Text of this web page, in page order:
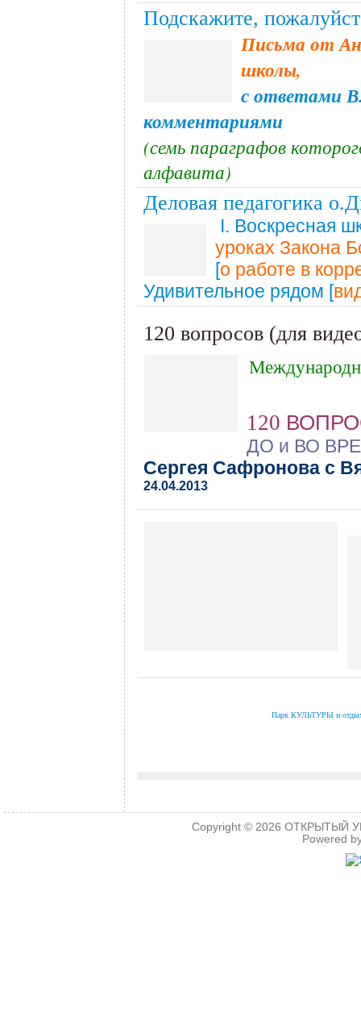
Подскажите,
Письма от
школы,
с ответами
комментариями
(семь параграфов
алфавита)
Деловая педагогика
I. Воскресная
уроках Закона
[о работе в
Удивительное рядом [
120 вопросов (для
120
ДО и ВО
Сергея Сафронова с
24.04.2013
Парк КУЛЬТУРЫ и
Copyright © 2026ОТКРЫТЫЙ
Powered